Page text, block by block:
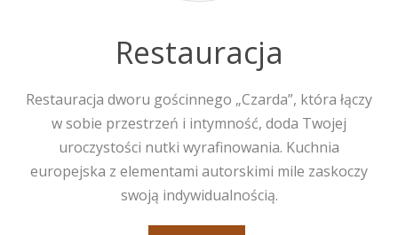
Restauracja
Restauracja dworu gościnnego „Czarda”, która łączy
w sobie przestrzeń i intymność, doda Twojej
uroczystości nutki wyrafinowania. Kuchnia
europejska z elementami autorskimi mile zaskoczy
swoją indywidualnością.